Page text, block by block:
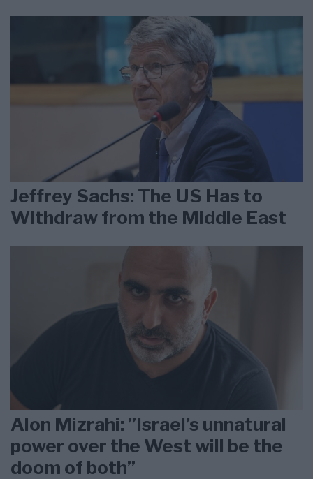
Jeffrey Sachs: The US Has to
Withdraw from the Middle East
Alon Mizrahi: ”Israel’s unnatural
power over the West will be the
doom of both”